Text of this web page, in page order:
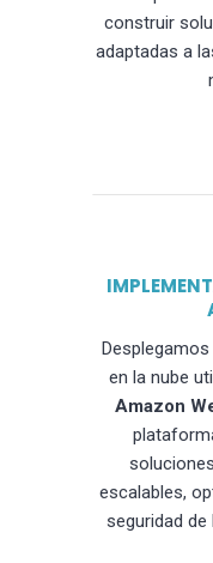
construir
adaptadas a
en la nube
Amazon
escalables,
seguridad